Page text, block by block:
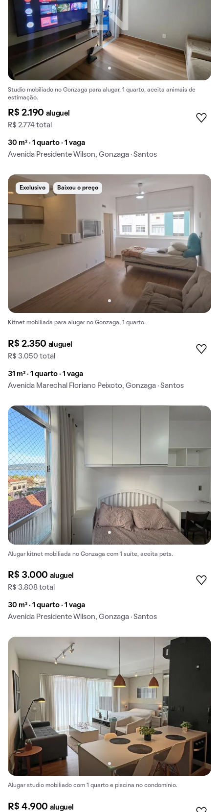
Studio mobiliado no Gonzaga para alugar, 1 quarto, aceita animais de
estimação.
R$ 2.190 aluguel
R$ 2.774 total
30 m² · 1 quarto · 1 vaga
Avenida Presidente Wilson, Gonzaga · Santos
Exclusivo Baixou o preço
Kitnet mobiliada para alugar no Gonzaga, 1 quarto.
R$ 2.350 aluguel
R$ 3.050 total
31 m² · 1 quarto · 1 vaga
Avenida Marechal Floriano Peixoto, Gonzaga · Santos
Alugar kitnet mobiliada no Gonzaga com 1 suíte, aceita pets.
R$ 3.000 aluguel
R$ 3.808 total
30 m² · 1 quarto · 1 vaga
Avenida Presidente Wilson, Gonzaga · Santos
Alugar studio mobiliado com 1 quarto e piscina no condomínio.
R$ 4.900 aluguel